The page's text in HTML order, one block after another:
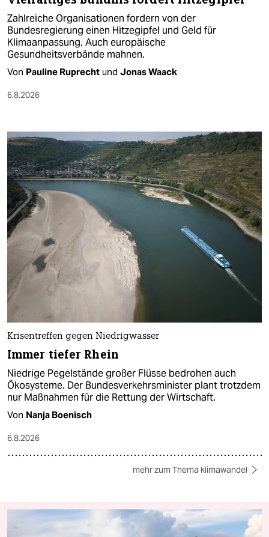
Zahlreiche Organisationen fordern von der
Bundesregierung einen Hitzegipfel und Geld für
Klimaanpassung. Auch europäische
Gesundheitsverbände mahnen.
Von Pauline Ruprecht und Jonas Waack
6.8.2026
Krisentreffen gegen Niedrigwasser
Immer tiefer Rhein
Niedrige Pegelstände großer Flüsse bedrohen auch
Ökosysteme. Der Bundesverkehrsminister plant trotzdem
nur Maßnahmen für die Rettung der Wirtschaft.
Von Nanja Boenisch
6.8.2026
mehr zum Thema klimawandel